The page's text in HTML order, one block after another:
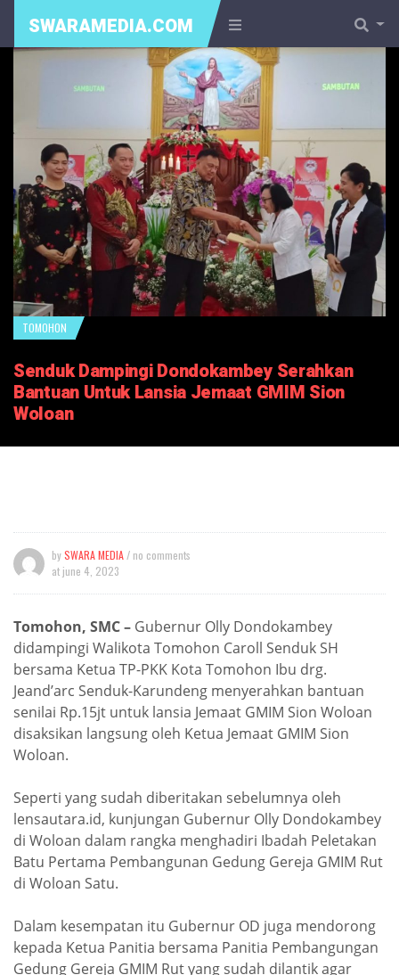
SWARAMEDIA.COM
TOMOHON
Senduk Dampingi Dondokambey Serahkan
Bantuan Untuk Lansia Jemaat GMIM Sion
Woloan
bySWARA MEDIA / no comments
at june 4, 2023
Tomohon, SMC – Gubernur Olly Dondokambey
didampingi Walikota Tomohon Caroll Senduk SH
bersama Ketua TP-PKK Kota Tomohon Ibu drg.
Jeand’arc Senduk-Karundeng menyerahkan bantuan
senilai Rp.15jt untuk lansia Jemaat GMIM Sion Woloan
disaksikan langsung oleh Ketua Jemaat GMIM Sion
Woloan.
Seperti yang sudah diberitakan sebelumnya oleh
lensautara.id, kunjungan Gubernur Olly Dondokambey
di Woloan dalam rangka menghadiri Ibadah Peletakan
Batu Pertama Pembangunan Gedung Gereja GMIM Rut
di Woloan Satu.
Dalam kesempatan itu Gubernur OD juga mendorong
kepada Ketua Panitia bersama Panitia Pembangungan
Gedung Gereja GMIM Rut yang sudah dilantik agar